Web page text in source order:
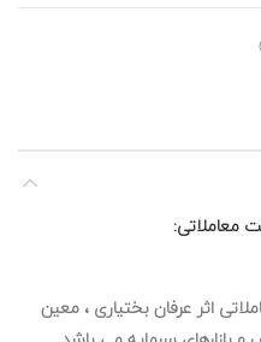
معاملاتی اثر عرفان بختیاری ، معین